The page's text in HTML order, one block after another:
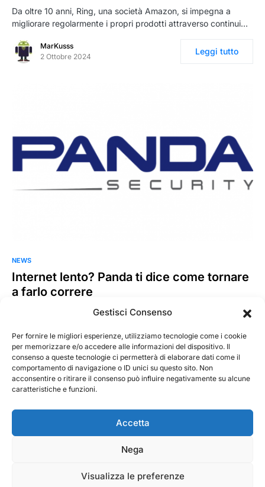
Gestisci Consenso
Per fornire le migliori esperienze, utilizziamo tecnologie come i cookie
per memorizzare e/o accedere alle informazioni del dispositivo. Il
consenso a queste tecnologie ci permetterà di elaborare dati come il
comportamento di navigazione o ID unici su questo sito. Non
acconsentire o ritirare il consenso può influire negativamente su alcune
caratteristiche e funzioni.
Accetta
Nega
Visualizza le preferenze
Da oltre 10 anni, Ring, una società Amazon, si impegna a
migliorare regolarmente i propri prodotti attraverso continui…
MarKusss
2 Ottobre 2024
Leggi tutto
NEWS
Internet lento? Panda ti dice come tornare
a farlo correre
Nonostante la “ripresa” prosegua ormai da tempo, una delle
l’impatto sulla…
MarKusss
27 Luglio 2020
Leggi tutto
@ 2026 - Tecnorecensioni